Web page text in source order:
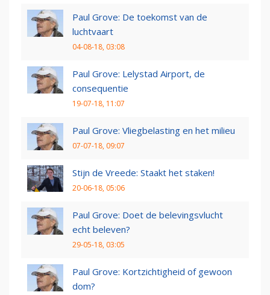
Paul Grove: De toekomst van de
luchtvaart
04-08-18, 03:08
Paul Grove: Lelystad Airport, de
consequentie
19-07-18, 11:07
Paul Grove: Vliegbelasting en het milieu
07-07-18, 09:07
Stijn de Vreede: Staakt het staken!
20-06-18, 05:06
Paul Grove: Doet de belevingsvlucht
echt beleven?
29-05-18, 03:05
Paul Grove: Kortzichtigheid of gewoon
dom?